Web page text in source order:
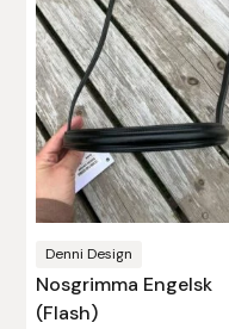
Denni Design
Nosgrimma Engelsk
(Flash)
varianter.
De
olika
alternativen
kan
väljas
på
produktsidan